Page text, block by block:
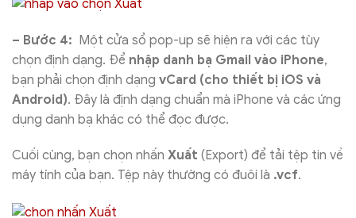
– Bước 4: Một cửa sổ pop-up sẽ hiện ra với các tùy
chọn định dạng. Để nhập danh bạ Gmail vào iPhone,
bạn phải chọn định dạng vCard (cho thiết bị iOS và
Android). Đây là định dạng chuẩn mà iPhone và các ứng
dụng danh bạ khác có thể đọc được.
Cuối cùng, bạn chọn nhấn Xuất (Export) để tải tệp tin về
máy tính của bạn. Tệp này thường có đuôi là .vcf.